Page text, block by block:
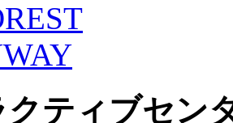
ティブセン